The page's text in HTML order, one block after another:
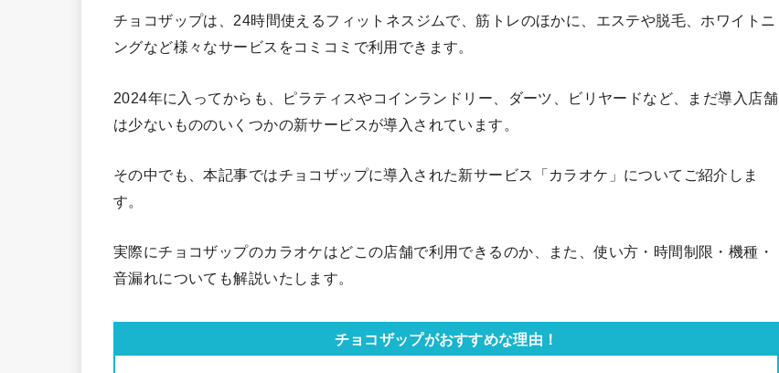
チョコザップは、24時間使えるフィットネスジムで、筋トレのほかに、エステや脱毛、ホワイトニ
ングなど様々なサービスをコミコミで利用できます。
2024年に入ってからも、ピラティスやコインランドリー、ダーツ、ビリヤードなど、まだ導入店舗
は少ないもののいくつかの新サービスが導入されています。
その中でも、本記事ではチョコザップに導入された新サービス「カラオケ」についてご紹介しま
す。
実際にチョコザップのカラオケはどこの店舗で利用できるのか、また、使い方・時間制限・機種・
音漏れについても解説いたします。
チョコザップがおすすめな理由！